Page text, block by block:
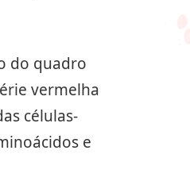
do quadro
vermelha
células-
e